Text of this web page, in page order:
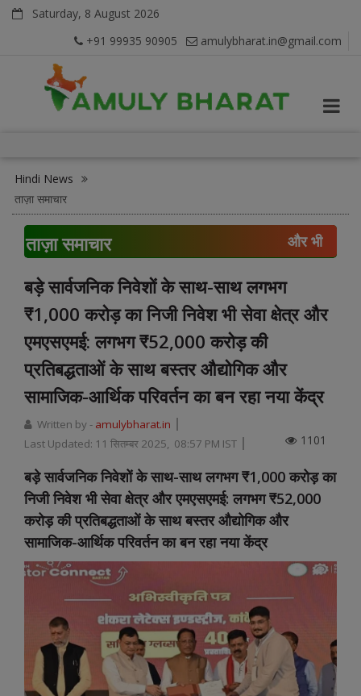
Saturday, 8 August 2026
+91 99935 90905
amulybharat.in@gmail.com
Hindi News
ताज़ा समाचार
ताज़ा समाचार और भी
बड़े सार्वजनिक निवेशों के साथ-साथ लगभग
₹1,000 करोड़ का निजी निवेश भी सेवा क्षेत्र और
एमएसएमई: लगभग ₹52,000 करोड़ की
प्रतिबद्धताओं के साथ बस्तर औद्योगिक और
सामाजिक-आर्थिक परिवर्तन का बन रहा नया केंद्र
Written by - amulybharat.in
Last Updated: 11 सितम्बर 2025, 08:57 PM IST 1101
बड़े सार्वजनिक निवेशों के साथ-साथ लगभग ₹1,000 करोड़ का
निजी निवेश भी सेवा क्षेत्र और एमएसएमई: लगभग ₹52,000
करोड़ की प्रतिबद्धताओं के साथ बस्तर औद्योगिक और
सामाजिक-आर्थिक परिवर्तन का बन रहा नया केंद्र